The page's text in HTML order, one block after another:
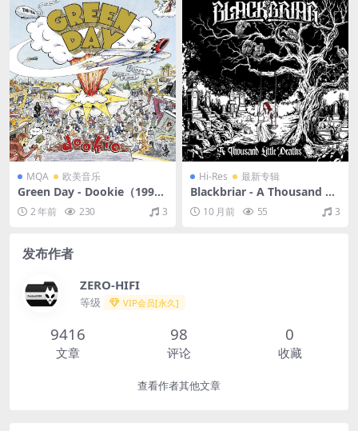
MQA 欧美音乐
Green Day - Dookie（1994/
FLAC/分轨/279M）(MQA/16
bit/44.1kHz)
2 年前 230 3
Hi-Res 最新专辑
Blackbriar - A Thousand Lit
tle Deaths（2025/FLAC/分
轨/547M）(24bit/48kHz)
10 月前 55 3
发布作者
ZERO-HIFI
等级 VIP会员[永久]
9416
文章
98
评论
0
收藏
查看作者其他文章